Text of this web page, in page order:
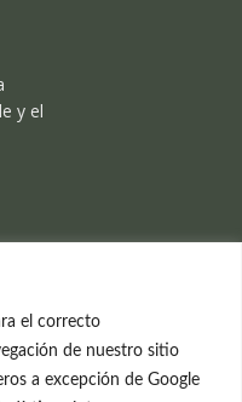
el correcto
de nuestro sitio
a excepción de Google
y el